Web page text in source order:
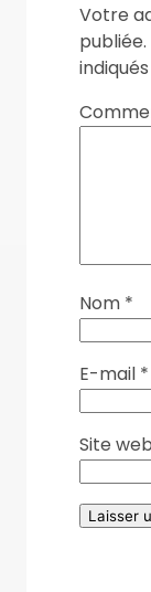
Votre
publiée.
Nom *
E-mail *
Site web